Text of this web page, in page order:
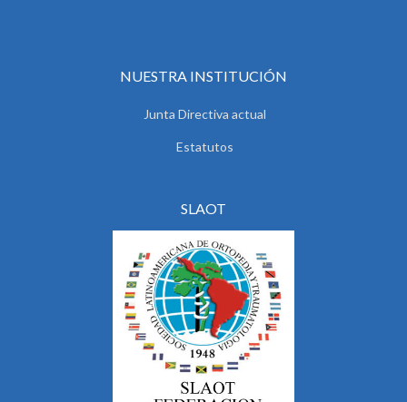
NUESTRA INSTITUCIÓN
Junta Directiva actual
Estatutos
SLAOT